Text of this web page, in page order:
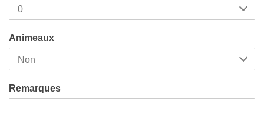
Animeaux
Remarques